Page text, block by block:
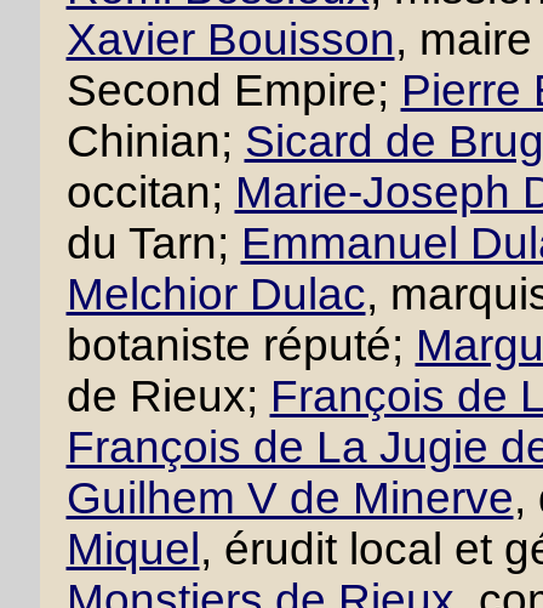
Xavier Bouisson,
Second Empire; Pierre
Chinian; Sicard de
occitan; Marie-Joseph
du Tarn; Emmanuel
Melchior Dulac,
botaniste réputé;
de Rieux; François de
François de La Jugie
Guilhem V de Minerve,
Miquel , érudit local et